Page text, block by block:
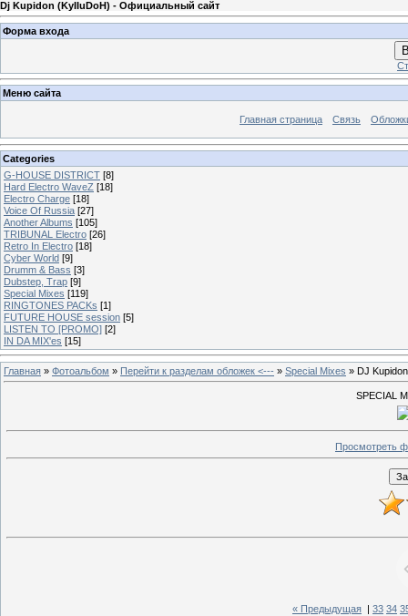
Dj Kupidon (KyIIuDoH) - Официальный сайт
Форма входа
Меню сайта
Главная страница Связь
Categories
G-HOUSE DISTRICT [8]
Hard Electro WaveZ [18]
Electro Charge [18]
Voice Of Russia [27]
Another Albums [105]
TRIBUNAL Electro [26]
Retro In Electro [18]
Cyber World [9]
Drumm & Bass [3]
Dubstep, Trap [9]
Special Mixes [119]
RINGTONES PACKs [1]
FUTURE HOUSE session [5]
LISTEN TO [PROMO] [2]
IN DA MIX'es [15]
Главная » Фотоальбом » Перейти к разделам обложек <--- » Special Mixes » DJ
SPECIAL
Просмотреть
« Предыдущая 33 34